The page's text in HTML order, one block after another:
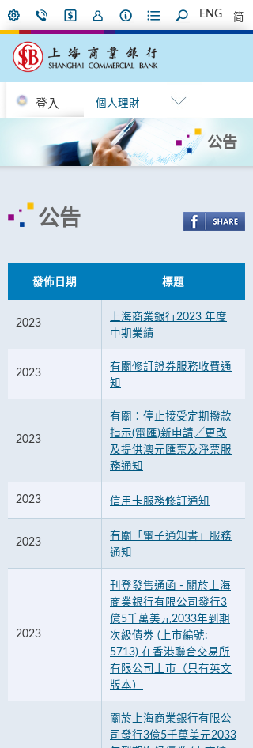
ENG 简
登入 個人理財
公告
公告
發佈日期 標題
2023
上海商業銀行2023 年度
中期業績
2023
有關修訂證券服務收費通
知
2023
有關：停止接受定期撥款
指示(電匯)新申請╱更改
及提供澳元匯票及淨票服
務通知
2023 信用卡服務修訂通知
2023
有關「電子通知書」服務
通知
2023
刊登發售通函 - 關於上海
商業銀行有限公司發行3
億5千萬美元2033年到期
次級債劵 (上市編號:
5713) 在香港聯合交易所
有限公司上市（只有英文
版本）
關於上海商業銀行有限公
司發行3億5千萬美元2033